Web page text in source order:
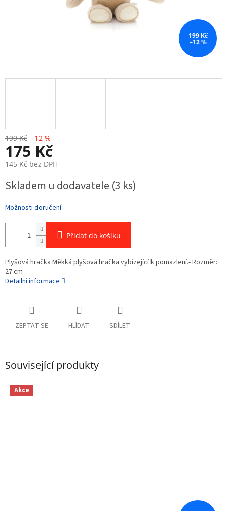
199 Kč
–12 %
199 Kč –12 %
175 Kč
145 Kč bez DPH
cena:
Skladem u dodavatele (3 ks)
Možnosti doručení
Přidat do košíku
Plyšová hračka Měkká plyšová hračka vybízející k pomazlení.- Rozměr:
27 cm
Detailní informace
ZEPTAT SE HLÍDAT SDÍLET
Související produkty
Akce